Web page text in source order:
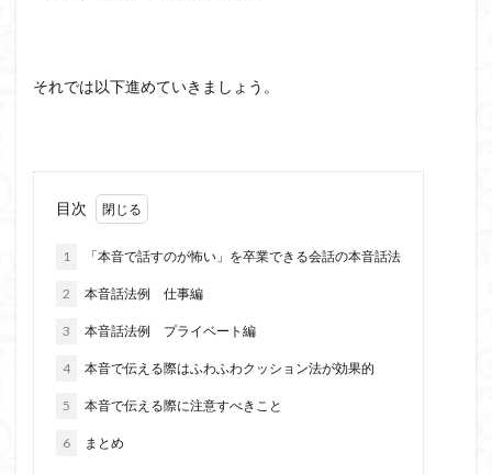
それでは以下進めていきましょう。
目次
1 「本音で話すのが怖い」を卒業できる会話の本音話法
2 本音話法例 仕事編
3 本音話法例 プライベート編
4 本音で伝える際はふわふわクッション法が効果的
5 本音で伝える際に注意すべきこと
6 まとめ